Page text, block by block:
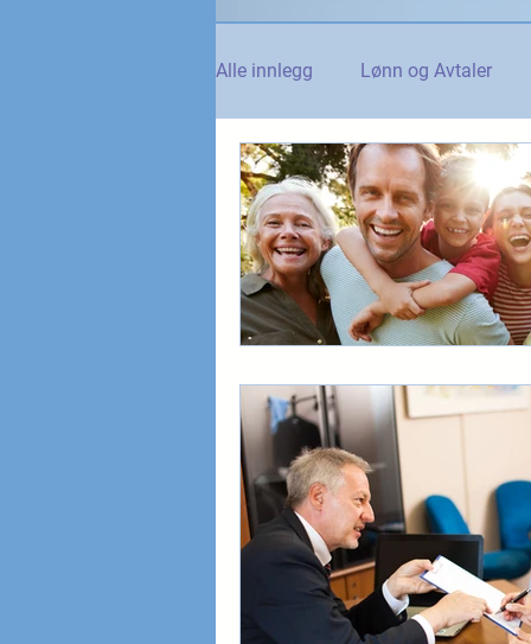
Alle innlegg Lønn og Avtaler
Norsk Tollblad Kurs og
Internasjonalt Andre